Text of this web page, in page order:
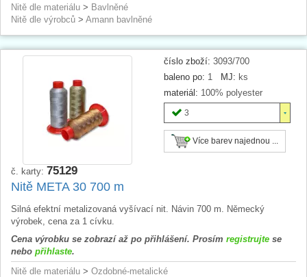
Nitě dle materiálu > Bavlněné
Nitě dle výrobců > Amann bavlněné
číslo zboží: 3093/700
baleno po: 1 MJ: ks
materiál: 100% polyester
3
Více barev najednou ...
č. karty: 75129
Nitě META 30 700 m
Silná efektní metalizovaná vyšívací nit. Návin 700 m. Německý
výrobek, cena za 1 cívku.
Cena výrobku se zobrazí až po přihlášení. Prosím registrujte se
nebo přihlaste.
Nitě dle materiálu > Ozdobné-metalické